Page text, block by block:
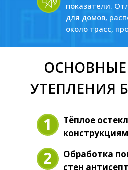
показатели.
для домов,
около трасс,
УТЕПЛЕНИЯ
Тёплое
1
Обработка
стен
2